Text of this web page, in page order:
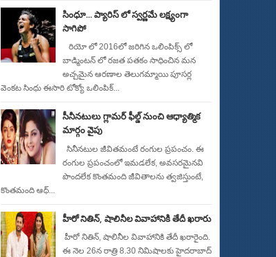
సింధూ... ప్యారిస్ లో స్వర్ణమే లక్ష్యంగా
సాగిపో
రియో లో 2016లో జరిగిన ఒలింపిక్స్ లో
బాడ్మింటన్ లో రజత పతకం సాధించిన మన
అచ్చమైన ఆరణాల తెలుగమ్మాయి పూసర్ల
వెంకట సింధు ఈసారి టోక్యో ఒలింపిక్...
సీనీన‌టులు గ్లామ‌ర్ ఫీల్డ్ నుంచి ఆధ్యాత్మిక
మార్గం వైపు
సినీన‌టుల జీవిత‌మంటే రంగుల ప్ర‌పంచం. ఈ
రంగుల ప్ర‌పంచంలో ఇమ‌డ‌లేక, అవ‌స‌ర‌మైన‌వి
పొంద‌లేక కొంత‌మంది జీవితాల‌ను త్వ‌జిస్తుంటే,
కొంత‌మంది ఆధ్...
హీరో నితిన్​, షాలినీల వివాహానికి తేదీ ఖరారు
హీరో నితిన్​, షాలినీల వివాహానికి తేదీ ఖరారైంది.
ఈ నెల 26న రాత్రి 8.30 నిమిషాలకు హైదరాబాద్​